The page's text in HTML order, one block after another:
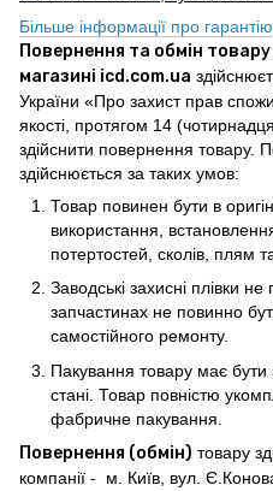
Більше інформації про гарантію
Повернення та обмін
магазині icd.com.ua
України «Про захист прав
якості, протягом 14
здійснити повернення товару.
здійснюється за таких умов:
Товар повинен бути в
використання,
потертостей, сколів, плям та
Заводські захисні плівки
запчастинах не повинно
самостійного ремонту.
Пакування товару має бути
стані. Товар повністю
фабричне пакування.
Повернення (обмін) товару
компанії - м. Київ, вул.